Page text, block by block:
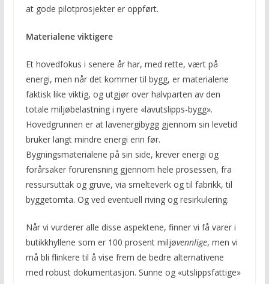
at gode pilotprosjekter er oppført.
Materialene viktigere
Et hovedfokus i senere år har, med rette, vært på
energi, men når det kommer til bygg, er materialene
faktisk like viktig, og utgjør over halvparten av den
totale miljøbelastning i nyere «lavutslipps-bygg».
Hovedgrunnen er at lavenergibygg gjennom sin levetid
bruker langt mindre energi enn før.
Bygningsmaterialene på sin side, krever energi og
forårsaker forurensning gjennom hele prosessen, fra
ressursuttak og gruve, via smelteverk og til fabrikk, til
byggetomta. Og ved eventuell riving og resirkulering.
Når vi vurderer alle disse aspektene, finner vi få varer i
butikkhyllene som er 100 prosent miljøvennlige, men vi
må bli flinkere til å vise frem de bedre alternativene
med robust dokumentasjon. Sunne og «utslippsfattige»